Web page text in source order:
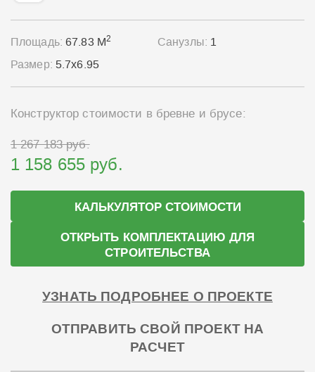
Площадь:67.83 М2
Размер: 5.7x6.95
Санузлы: 1
Конструктор стоимости в бревне и брусе:
1 267 183 руб.
1 158 655 руб.
КАЛЬКУЛЯТОР СТОИМОСТИ
ОТКРЫТЬ КОМПЛЕКТАЦИЮ ДЛЯ
СТРОИТЕЛЬСТВА
УЗНАТЬ ПОДРОБНЕЕ О ПРОЕКТЕ
ОТПРАВИТЬ СВОЙ ПРОЕКТ НА
РАСЧЕТ